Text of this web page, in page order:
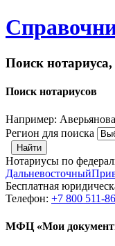
Поиск
Поиск нотариусов
Например:
Регион для поиска
Найти
Нотариусы по
Дальневосточный
Бесплатная
Телефон: +7 800 511-
МФЦ «Мои